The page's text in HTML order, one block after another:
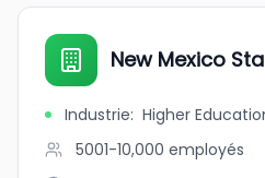
New Mexico
Industrie: Higher
5001-10,000 employés